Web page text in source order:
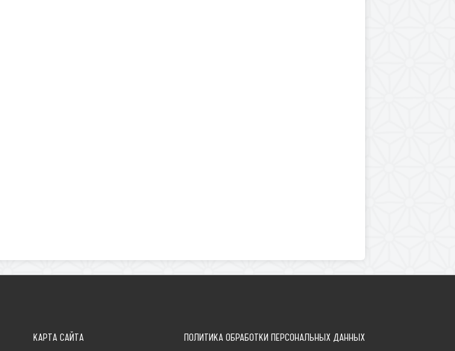
КАРТА САЙТА ПОЛИТИКА ОБРАБОТКИ ПЕРСОНАЛЬНЫХ ДАННЫХ